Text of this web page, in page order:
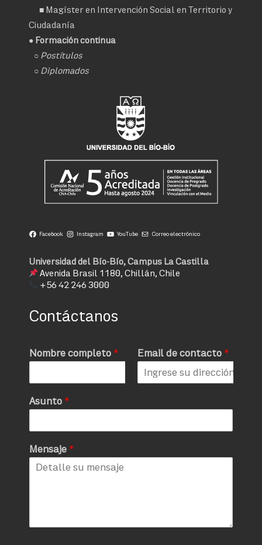
■ Magíster en Intervención Social en Territorio y
Ciudadanía
● Formación continua
○ Postítulos
○ Diplomados
Facebook Instagram YouTube Correo electrónico
Universidad del Bío-Bío, Campus La Castilla
Avenida Brasil 1180, Chillán, Chile
+56 42 246 3000
Contáctanos
Nombre completo * Email de contacto *
Asunto *
Mensaje *